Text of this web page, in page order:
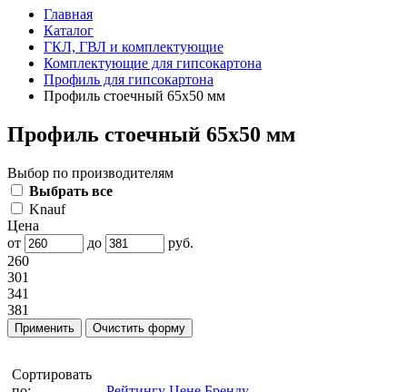
Главная
Каталог
ГКЛ, ГВЛ и комплектующие
Комплектующие для гипсокартона
Профиль для гипсокартона
Профиль стоечный 65х50 мм
Профиль стоечный 65х50 мм
Выбор по производителям
Выбрать все
Knauf
Цена
от
до
руб.
260
301
341
381
Сортировать